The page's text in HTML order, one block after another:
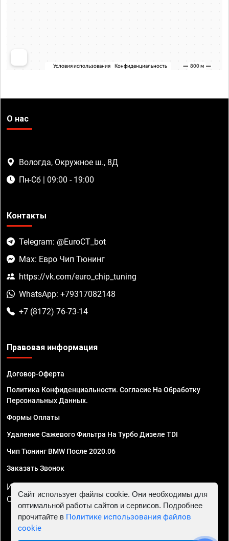
О нас
Вологда, Окружное ш., 8Д
Пн-Сб | 09:00 - 19:00
Контакты
Telegram: @EuroCT_bot
Max: Евро Чип Тюнинг
https://vk.com/euro_chip_tuning
WhatsApp: +79317082148
+7 (8172) 76-73-14
Правовая информация
Договор-Оферта
Политика Конфиденциальности. Согласие На Обработку
Персональных Данных.
Формы Оплаты
Удаление Сажевого Фильтра На Турбо Дизеле TDI
Чип Тюнинг BMW После 2020.06
Заказать Звонок
ИП Смирнов Георгий Павлович. ИНН 781302555843,
ОГРНИП 324470400032610
Сайт использует файлы cookie. Они необходимы для
оптимальной работы сайтов и сервисов. Подробнее
прочитайте в Политике использования файлов
cookie